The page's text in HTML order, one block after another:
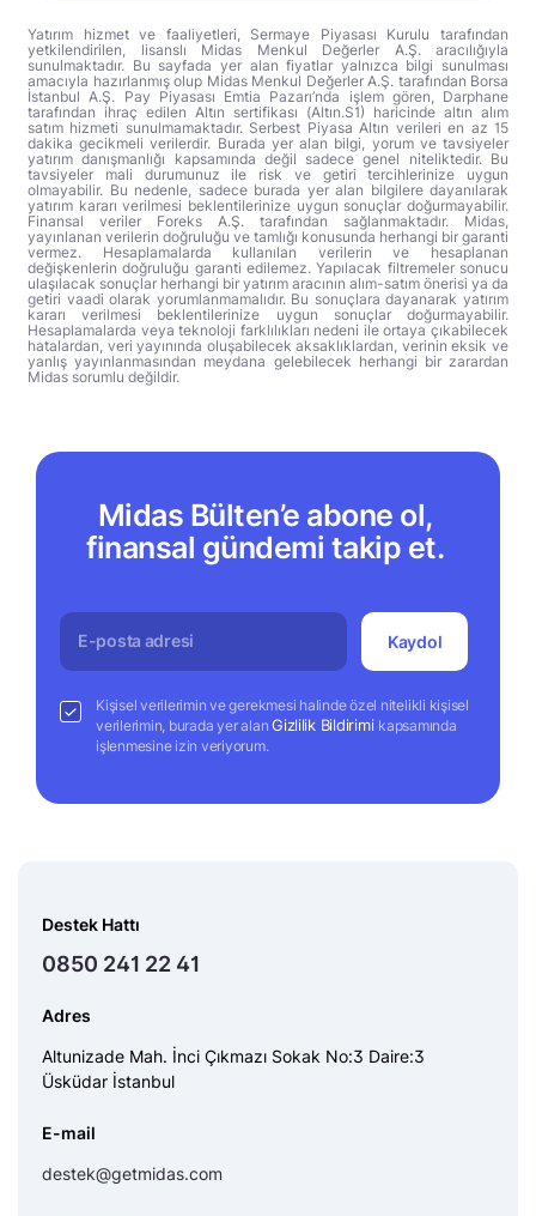
Yatırım hizmet ve faaliyetleri, Sermaye Piyasası Kurulu tarafından
yetkilendirilen, lisanslı Midas Menkul Değerler A.Ş. aracılığıyla
sunulmaktadır. Bu sayfada yer alan fiyatlar yalnızca bilgi sunulması
amacıyla hazırlanmış olup Midas Menkul Değerler A.Ş. tarafından Borsa
İstanbul A.Ş. Pay Piyasası Emtia Pazarı’nda işlem gören, Darphane
tarafından ihraç edilen Altın sertifikası (Altın.S1) haricinde altın alım
satım hizmeti sunulmamaktadır. Serbest Piyasa Altın verileri en az 15
dakika gecikmeli verilerdir. Burada yer alan bilgi, yorum ve tavsiyeler
yatırım danışmanlığı kapsamında değil sadece genel niteliktedir. Bu
tavsiyeler mali durumunuz ile risk ve getiri tercihlerinize uygun
olmayabilir. Bu nedenle, sadece burada yer alan bilgilere dayanılarak
yatırım kararı verilmesi beklentilerinize uygun sonuçlar doğurmayabilir.
Finansal veriler Foreks A.Ş. tarafından sağlanmaktadır. Midas,
yayınlanan verilerin doğruluğu ve tamlığı konusunda herhangi bir garanti
vermez. Hesaplamalarda kullanılan verilerin ve hesaplanan
değişkenlerin doğruluğu garanti edilemez. Yapılacak filtremeler sonucu
ulaşılacak sonuçlar herhangi bir yatırım aracının alım-satım önerisi ya da
getiri vaadi olarak yorumlanmamalıdır. Bu sonuçlara dayanarak yatırım
kararı verilmesi beklentilerinize uygun sonuçlar doğurmayabilir.
Hesaplamalarda veya teknoloji farklılıkları nedeni ile ortaya çıkabilecek
hatalardan, veri yayınında oluşabilecek aksaklıklardan, verinin eksik ve
yanlış yayınlanmasından meydana gelebilecek herhangi bir zarardan
Midas sorumlu değildir.
Midas Bülten’e abone ol,
finansal gündemi takip et.
Kaydol
Kişisel verilerimin ve gerekmesi halinde özel nitelikli kişisel
verilerimin, burada yer alanGizlilik Bildirimi kapsamında
işlenmesine izin veriyorum.
Destek Hattı
0850 241 22 41
Adres
Altunizade Mah. İnci Çıkmazı Sokak No:3 Daire:3
Üsküdar İstanbul
E-mail
destek@getmidas.com